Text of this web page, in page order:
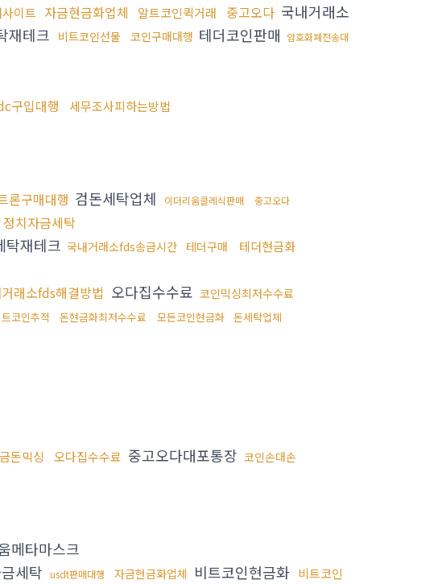
이트 자금현금화업체 알트코인퀵거래 중고오다 국내거래소
재테크 비트코인선물 코인구매대행 테더코인판매 암호화폐전송대
구입대행 세무조사피하는방법
론구매대행 검돈세탁업체 이더리움클레식판매 중고오다
정치자금세탁
탁재테크 국내거래소fds송금시간 테더구매 테더현금화
래소fds해결방법 오다집수수료 코인믹싱최저수수료
코인추적 돈현금화최저수수료 모든코인현금화 돈세탁업체
돈믹싱 오다집수수료 중고오다대포통장 코인손대손
메타마스크
세탁 usdt판매대행 자금현금화업체 비트코인현금화 비트코인